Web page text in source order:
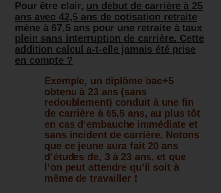
Pour être clair, un début de carrière à 25
ans avec 42,5 ans de cotisation retraite
mène à 67,5 ans pour une retraite à taux
plein sans interruption de carrière. Cette
addition calcul a-t-elle jamais été prise
en compte ?
Exemple, un diplôme bac+5
obtenu à 23 ans (sans
redoublement) conduit à une fin
de carrière à 65,5 ans, au plus tôt
en cas d’embauche immédiate et
sans incident de carrière. Notons
que ce jeune aura fait 20 ans
d’études de, 3 à 23 ans, et que
l’on peut attendre qu’il soit à
même de travailler !